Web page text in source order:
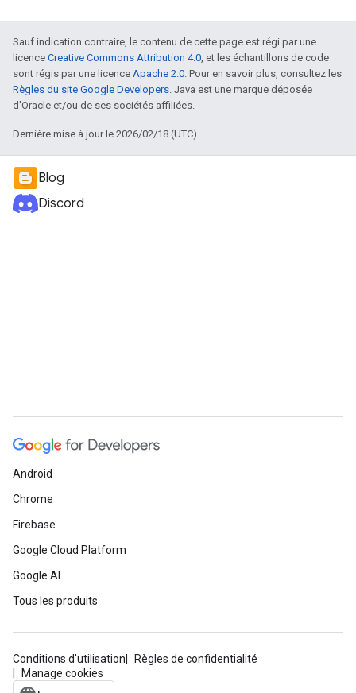
Sauf indication contraire, le contenu de cette page est régi par une
licence Creative Commons Attribution 4.0, et les échantillons de code
sont régis par une licence Apache 2.0. Pour en savoir plus, consultez les
Règles du site Google Developers. Java est une marque déposée
d'Oracle et/ou de ses sociétés affiliées.
Dernière mise à jour le 2026/02/18 (UTC).
Blog
Discord
Android
Chrome
Firebase
Google Cloud Platform
Google AI
Tous les produits
Conditions d'utilisation
Règles de confidentialité
Manage cookies